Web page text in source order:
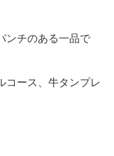
ンチのある一品で
コース、牛タンプレ